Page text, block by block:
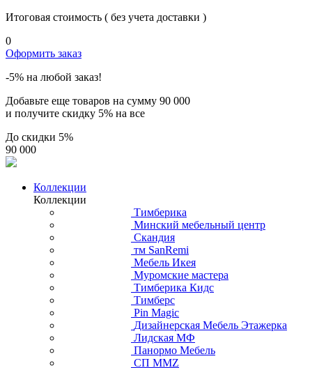
Итоговая стоимость ( без учета доставки )
0
Оформить заказ
-5% на любой заказ!
Добавьте еще товаров на сумму 90 000
и получите скидку 5% на все
До скидки 5%
90 000
Коллекции
Коллекции
Тимберика
Минский мебельный центр
Скандия
тм SanRemi
Мебель Икея
Муромские мастера
Тимберика Кидс
Тимберс
Pin Magic
Дизайнерская Мебель Этажерка
Лидская МФ
Панормо Мебель
СП ММZ